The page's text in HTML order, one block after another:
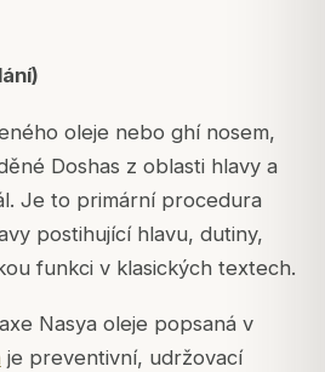
oleje nebo ghí nosem,
Doshas z oblasti hlavy a
Je to primární procedura
postihující hlavu, dutiny,
funkci v klasických textech.
Nasya oleje popsaná v
je preventivní, udržovací